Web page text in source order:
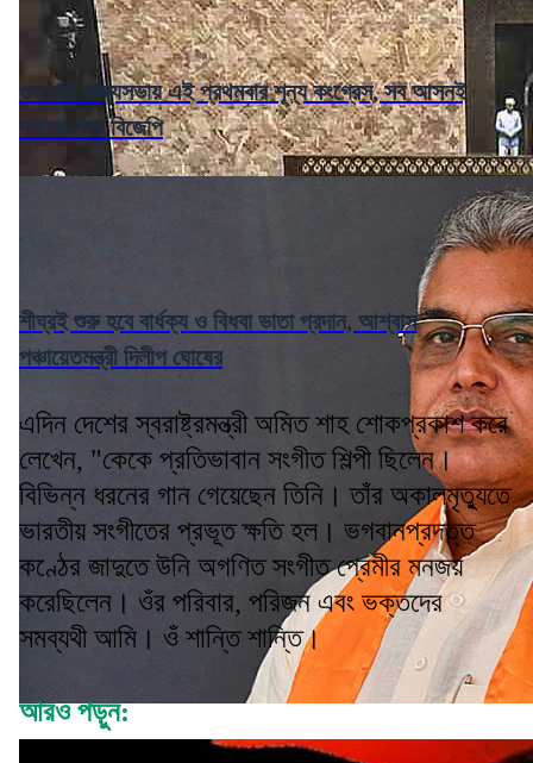
গুজরাটে রাজ্যসভায় এই প্রথমবার শূন্য কংগ্রেস, সব আসনই
দখলের পথে বিজেপি
শীঘ্রই শুরু হবে বার্ধক্য ও বিধবা ভাতা প্রদান, আশ্বাস
পঞ্চায়েতমন্ত্রী দিলীপ ঘোষের
এদিন দেশের স্বরাষ্ট্রমন্ত্রী অমিত শাহ শোকপ্রকাশ করে
লেখেন, "কেকে প্রতিভাবান সংগীত শিল্পী ছিলেন।
বিভিন্ন ধরনের গান গেয়েছেন তিনি। তাঁর অকালমৃত্যুতে
ভারতীয় সংগীতের প্রভূত ক্ষতি হল। ভগবানপ্রদত্ত
কণ্ঠের জাদুতে উনি অগণিত সংগীত প্রেমীর মনজয়
করেছিলেন। ওঁর পরিবার, পরিজন এবং ভক্তদের
সমব্যথী আমি। ওঁ শান্তি শান্তি।
আরও পড়ুন: